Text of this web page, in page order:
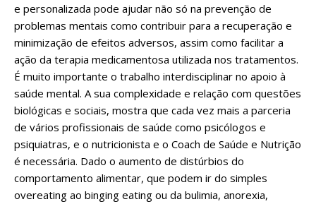
e personalizada pode ajudar não só na prevenção de
problemas mentais como contribuir para a recuperação e
minimização de efeitos adversos, assim como facilitar a
ação da terapia medicamentosa utilizada nos tratamentos.
É muito importante o trabalho interdisciplinar no apoio à
saúde mental. A sua complexidade e relação com questões
biológicas e sociais, mostra que cada vez mais a parceria
de vários profissionais de saúde como psicólogos e
psiquiatras, e o nutricionista e o Coach de Saúde e Nutrição
é necessária. Dado o aumento de distúrbios do
comportamento alimentar, que podem ir do simples
overeating ao binging eating ou da bulimia, anorexia,